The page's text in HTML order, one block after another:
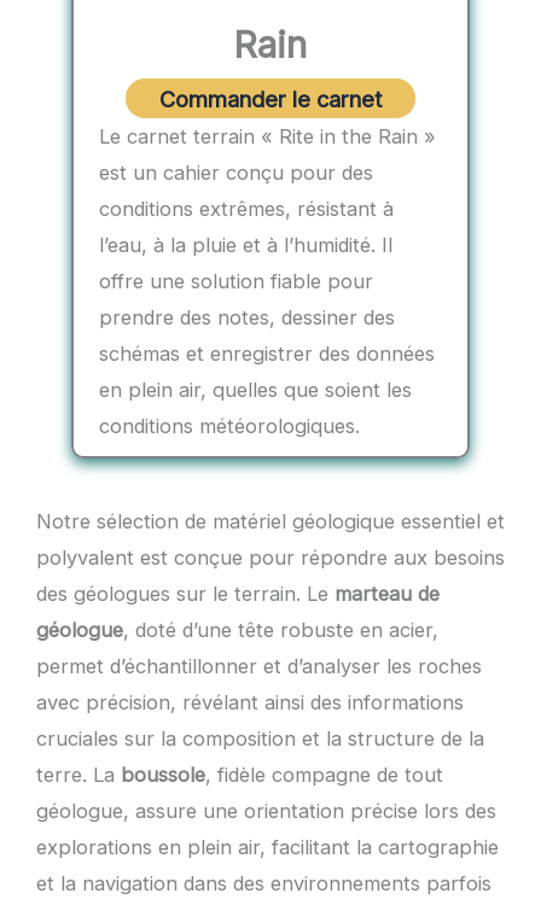
Rain
Commander le carnet
Le carnet terrain « Rite in the Rain »
est un cahier conçu pour des
conditions extrêmes, résistant à
l’eau, à la pluie et à l’humidité. Il
offre une solution fiable pour
prendre des notes, dessiner des
schémas et enregistrer des données
en plein air, quelles que soient les
conditions météorologiques.
Notre sélection de matériel géologique essentiel et
polyvalent est conçue pour répondre aux besoins
des géologues sur le terrain. Le marteau de
géologue, doté d’une tête robuste en acier,
permet d’échantillonner et d’analyser les roches
avec précision, révélant ainsi des informations
cruciales sur la composition et la structure de la
terre. La boussole, fidèle compagne de tout
géologue, assure une orientation précise lors des
explorations en plein air, facilitant la cartographie
et la navigation dans des environnements parfois